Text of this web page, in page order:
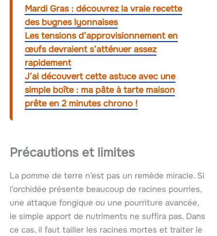
Mardi Gras : découvrez la vraie recette
des bugnes lyonnaises
Les tensions d’approvisionnement en
œufs devraient s’atténuer assez
rapidement
J’ai découvert cette astuce avec une
simple boîte : ma pâte à tarte maison
prête en 2 minutes chrono !
Précautions et limites
La pomme de terre n’est pas un remède miracle. Si
l’orchidée présente beaucoup de racines pourries,
une attaque fongique ou une pourriture avancée,
le simple apport de nutriments ne suffira pas. Dans
ce cas, il faut tailler les racines mortes et traiter le